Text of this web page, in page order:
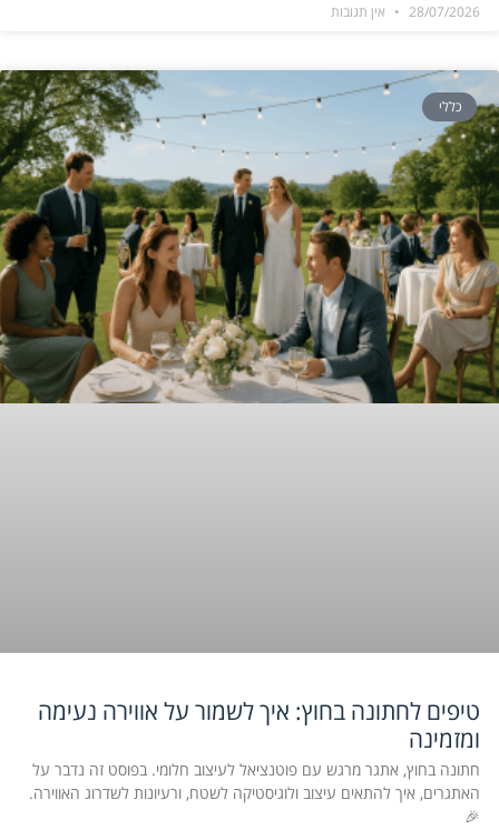
28/07/2026 אין תגובות
כללי
טיפים לחתונה בחוץ: איך לשמור על אווירה נעימה
ומזמינה
חתונה בחוץ, אתגר מרגש עם פוטנציאל לעיצוב חלומי. בפוסט זה נדבר על
האתגרים, איך להתאים עיצוב ולוגיסטיקה לשטח, ורעיונות לשדרוג האווירה.
🎉